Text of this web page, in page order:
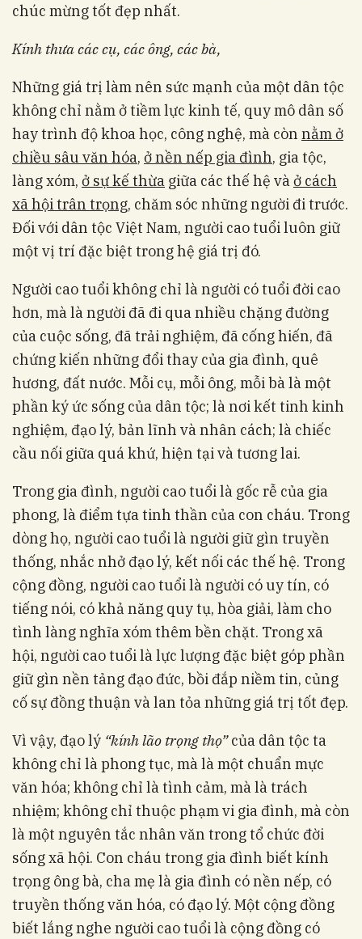
chúc mừng tốt đẹp nhất.
Kính thưa các cụ, các ông, các bà,
Những giá trị làm nên sức mạnh của một dân tộc
không chỉ nằm ở tiềm lực kinh tế, quy mô dân số
hay trình độ khoa học, công nghệ, mà còn nằm ở
chiều sâu văn hóa, ở nền nếp gia đình, gia tộc,
làng xóm, ở sự kế thừa giữa các thế hệ vàở cách
xã hội trân trọng, chăm sóc những người đi trước.
Đối với dân tộc Việt Nam, người cao tuổi luôn giữ
một vị trí đặc biệt trong hệ giá trị đó.
Người cao tuổi không chỉ là người có tuổi đời cao
hơn, mà là người đã đi qua nhiều chặng đường
của cuộc sống, đã trải nghiệm, đã cống hiến, đã
chứng kiến những đổi thay của gia đình, quê
hương, đất nước. Mỗi cụ, mỗi ông, mỗi bà là một
phần ký ức sống của dân tộc; là nơi kết tinh kinh
nghiệm, đạo lý, bản lĩnh và nhân cách; là chiếc
cầu nối giữa quá khứ, hiện tại và tương lai.
Trong gia đình, người cao tuổi là gốc rễ của gia
phong, là điểm tựa tinh thần của con cháu. Trong
dòng họ, người cao tuổi là người giữ gìn truyền
thống, nhắc nhở đạo lý, kết nối các thế hệ. Trong
cộng đồng, người cao tuổi là người có uy tín, có
tiếng nói, có khả năng quy tụ, hòa giải, làm cho
tình làng nghĩa xóm thêm bền chặt. Trong xã
hội, người cao tuổi là lực lượng đặc biệt góp phần
giữ gìn nền tảng đạo đức, bồi đắp niềm tin, củng
cố sự đồng thuận và lan tỏa những giá trị tốt đẹp.
Vì vậy, đạo lý “kính lão trọng thọ”của dân tộc ta
không chỉ là phong tục, mà là một chuẩn mực
văn hóa; không chỉ là tình cảm, mà là trách
nhiệm; không chỉ thuộc phạm vi gia đình, mà còn
là một nguyên tắc nhân văn trong tổ chức đời
sống xã hội. Con cháu trong gia đình biết kính
trọng ông bà, cha mẹ là gia đình có nền nếp, có
truyền thống văn hóa, có đạo lý. Một cộng đồng
biết lắng nghe người cao tuổi là cộng đồng có